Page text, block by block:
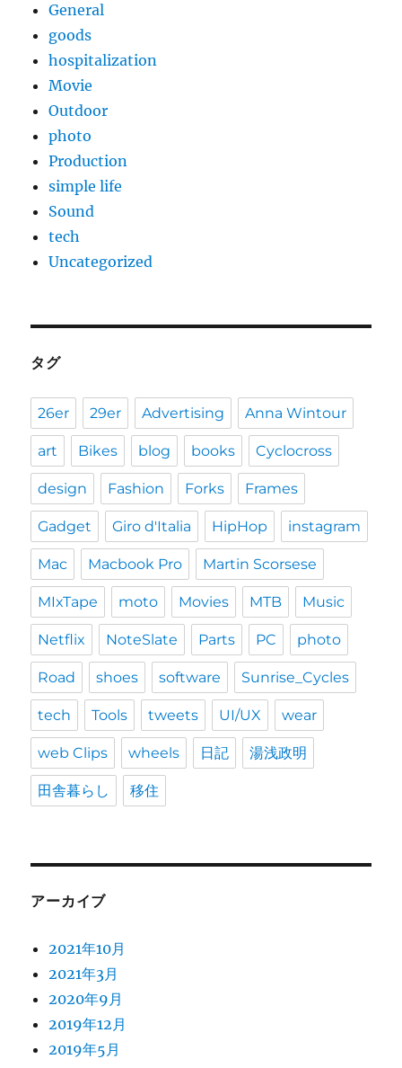
General
goods
hospitalization
Movie
Outdoor
photo
Production
simple life
Sound
tech
Uncategorized
タグ
26er 29er Advertising Anna Wintour
art Bikes blog books Cyclocross
design Fashion Forks Frames
Gadget Giro d'Italia HipHop instagram
Mac Macbook Pro Martin Scorsese
MIxTape moto Movies MTB Music
Netflix NoteSlate Parts PC photo
Road shoes software Sunrise_Cycles
tech Tools tweets UI/UX wear
web Clips wheels 日記 湯浅政明
田舎暮らし 移住
アーカイブ
2021年10月
2021年3月
2020年9月
2019年12月
2019年5月